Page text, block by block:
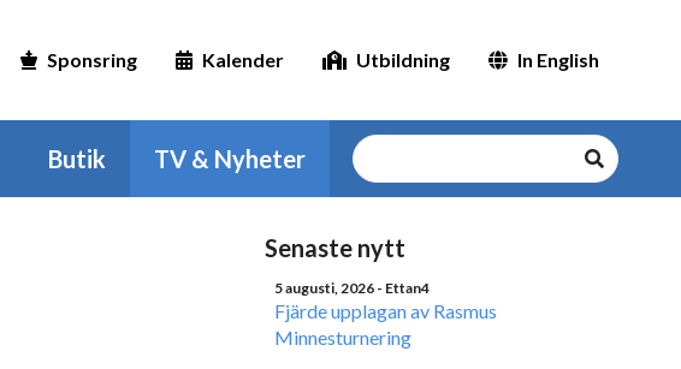
Sponsring Kalender Utbildning In English
Butik TV & Nyheter
Senaste nytt
5 augusti, 2026 - Ettan4
Fjärde upplagan av Rasmus
Minnesturnering